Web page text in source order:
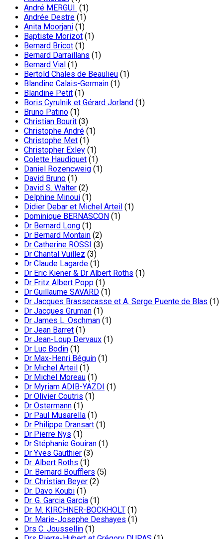
André MERGUI (1)
Andrée Destre (1)
Anita Moorjani (1)
Baptiste Morizot (1)
Bernard Bricot (1)
Bernard Darraillans (1)
Bernard Vial (1)
Bertold Chales de Beaulieu (1)
Blandine Calais-Germain (1)
Blandine Petit (1)
Boris Cyrulnik et Gérard Jorland (1)
Bruno Patino (1)
Christian Bourit (3)
Christophe André (1)
Christophe Met (1)
Christopher Exley (1)
Colette Haudiquet (1)
Daniel Rozencweig (1)
David Bruno (1)
David S. Walter (2)
Delphine Minoui (1)
Didier Debar et Michel Arteil (1)
Dominique BERNASCON (1)
Dr Bernard Long (1)
Dr Bernard Montain (2)
Dr Catherine ROSSI (3)
Dr Chantal Vuillez (3)
Dr Claude Lagarde (1)
Dr Eric Kiener & Dr Albert Roths (1)
Dr Fritz Albert Popp (1)
Dr Guillaume SAVARD (1)
Dr Jacques Brassecasse et A. Serge Puente de Blas (1)
Dr Jacques Gruman (1)
Dr James L. Oschman (1)
Dr Jean Barret (1)
Dr Jean-Loup Dervaux (1)
Dr Luc Bodin (1)
Dr Max-Henri Béguin (1)
Dr Michel Arteil (1)
Dr Michel Moreau (1)
Dr Myriam ADIB-YAZDI (1)
Dr Olivier Coutris (1)
Dr Ostermann (1)
Dr Paul Musarella (1)
Dr Philippe Dransart (1)
Dr Pierre Nys (1)
Dr Stéphanie Gouiran (1)
Dr Yves Gauthier (3)
Dr. Albert Roths (1)
Dr. Bernard Boufflers (5)
Dr. Christian Beyer (2)
Dr. Davo Koubi (1)
Dr. G. Garcia Garcia (1)
Dr. M. KIRCHNER-BOCKHOLT (1)
Dr. Marie-Josephe Deshayes (1)
Drs C. Joussellin (1)